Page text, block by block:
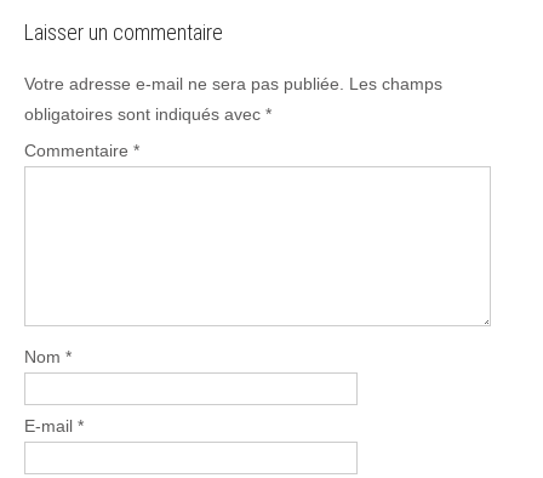
Laisser un commentaire
Votre adresse e-mail ne sera pas publiée.
Les champs
obligatoires sont indiqués avec *
Commentaire *
Nom *
E-mail *